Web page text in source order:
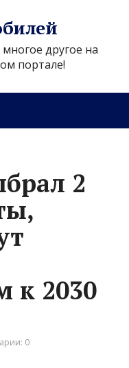
другое на
портале!
2
к 2030
0